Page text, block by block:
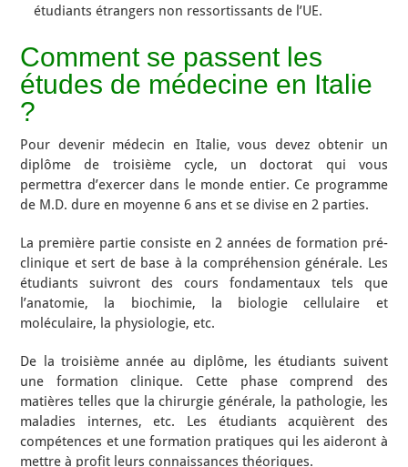
étudiants étrangers non ressortissants de l’UE.
Comment se passent les
études de médecine en Italie
?
Pour devenir médecin en Italie, vous devez obtenir un
diplôme de troisième cycle, un doctorat qui vous
permettra d’exercer dans le monde entier. Ce programme
de M.D. dure en moyenne 6 ans et se divise en 2 parties.
La première partie consiste en 2 années de formation pré-
clinique et sert de base à la compréhension générale. Les
étudiants suivront des cours fondamentaux tels que
l’anatomie, la biochimie, la biologie cellulaire et
moléculaire, la physiologie, etc.
De la troisième année au diplôme, les étudiants suivent
une formation clinique. Cette phase comprend des
matières telles que la chirurgie générale, la pathologie, les
maladies internes, etc. Les étudiants acquièrent des
compétences et une formation pratiques qui les aideront à
mettre à profit leurs connaissances théoriques.